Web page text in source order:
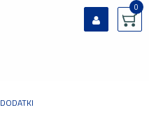
0
DODATKI